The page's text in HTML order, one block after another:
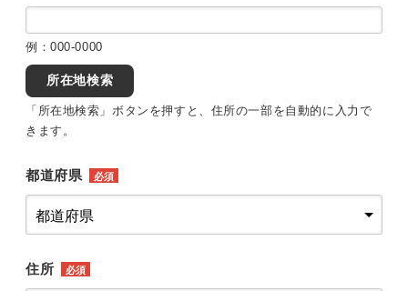
例：000-0000
所在地検索
「所在地検索」ボタンを押すと、住所の一部を自動的に入力で
きます。
都道府県 必須
住所 必須